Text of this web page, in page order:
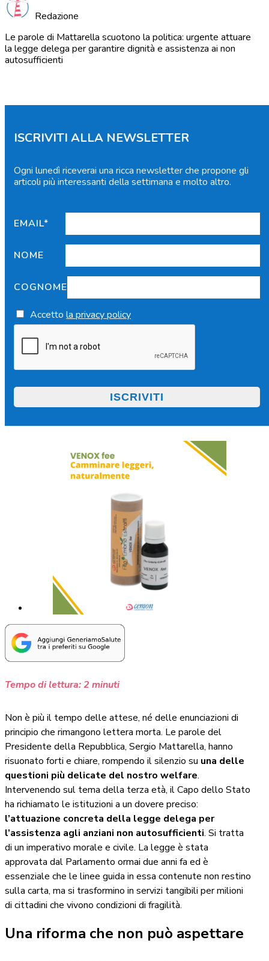
Redazione
Le parole di Mattarella scuotono la politica: urgente attuare
la legge delega per garantire dignità e assistenza ai non
autosufficienti
ISCRIVITI ALLA NEWSLETTER
Ogni lunedì riceverai una ricca newsletter che propone gli
articoli più interessanti della settimana e molto altro.
EMAIL*
NOME
COGNOME
Accetto la privacy policy
Tempo di lettura:2 minuti
Non è più il tempo delle attese, né delle enunciazioni di
principio che rimangono lettera morta. Le parole del
Presidente della Repubblica, Sergio Mattarella, hanno
risuonato forti e chiare, rompendo il silenzio su una delle
questioni più delicate del nostro welfare.
Intervenendo sul tema della terza età, il Capo dello Stato
ha richiamato le istituzioni a un dovere preciso:
l’attuazione concreta della legge delega per
l’assistenza agli anziani non autosufficienti. Si tratta
di un imperativo morale e civile. La legge è stata
approvata dal Parlamento ormai due anni fa ed è
essenziale che le linee guida in essa contenute non restino
sulla carta, ma si trasformino in servizi tangibili per milioni
di cittadini che vivono condizioni di fragilità.
Una riforma che non può aspettare